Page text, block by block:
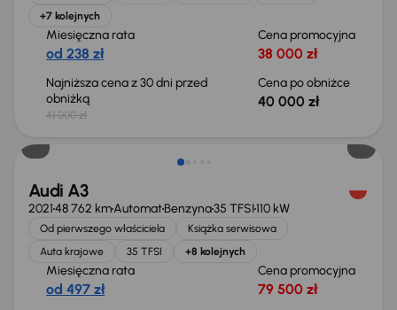
+7 kolejnych
Miesięczna rata
od 238 zł
Cena promocyjna
38 000 zł
Najniższa cena z 30 dni przed
obniżką
41 000 zł
Cena po obniżce
40 000 zł
Taniej o 500 zł
Audi A3
202148 762 kmAutomatBenzyna35 TFSI110 kW
Od pierwszego właściciela
Książka serwisowa
Auta krajowe
35 TFSI +8 kolejnych
Miesięczna rata
od 497 zł
Cena promocyjna
79 500 zł